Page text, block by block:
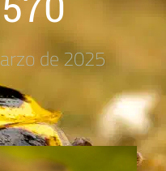
de 2025